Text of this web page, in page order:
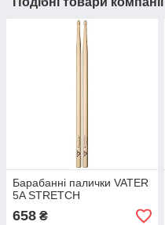
Барабанні палички VATER
5A STRETCH
658 ₴